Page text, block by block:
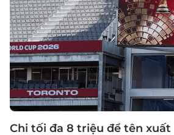
Chi tối đa 8 triệu để tên xuất